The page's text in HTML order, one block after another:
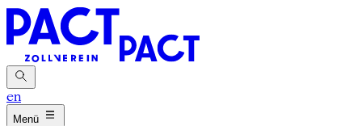
en
Menü